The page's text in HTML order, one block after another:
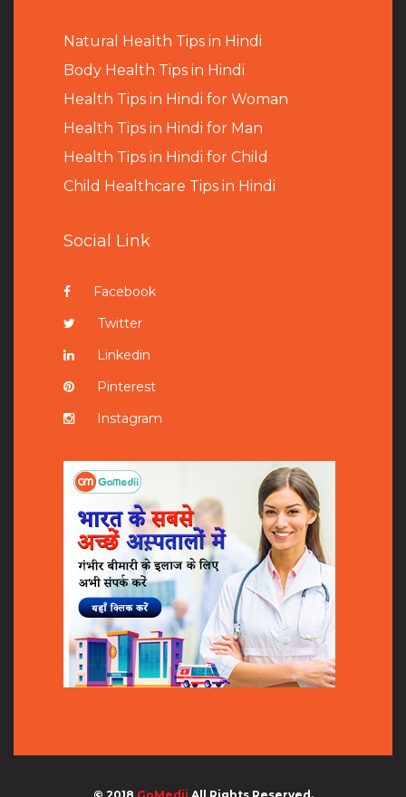
Natural Health Tips in Hindi
Body Health Tips in Hindi
Health Tips in Hindi for Woman
Health Tips in Hindi for Man
Health Tips in Hindi for Child
Child Healthcare Tips in Hindi
Social Link
Facebook
Twitter
Linkedin
Pinterest
Instagram